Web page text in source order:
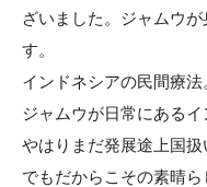
ざいました。ジャムウ
す。
インドネシアの民間療法
ジャムウが日常にあるイ
やはりまだ発展途上国扱
でもだからこその素晴ら